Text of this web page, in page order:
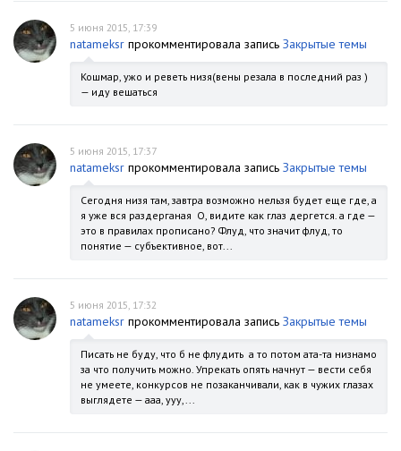
5 июня 2015, 17:39
natameksr прокомментировала запись Закрытые темы
Кошмар, ужо и реветь низя(вены резала в последний раз )
— иду вешаться
5 июня 2015, 17:37
natameksr прокомментировала запись Закрытые темы
Сегодня низя там, завтра возможно нельзя будет еще где, а
я уже вся раздерганая О, видите как глаз дергется. а где —
это в правилах прописано? Флуд, что значит флуд, то
понятие — субъективное, вот...
5 июня 2015, 17:32
natameksr прокомментировала запись Закрытые темы
Писать не буду, что б не флудить а то потом ата-та низнамо
за что получить можно. Упрекать опять начнут — вести себя
не умеете, конкурсов не позаканчивали, как в чужих глазах
выглядете — ааа, ууу,...